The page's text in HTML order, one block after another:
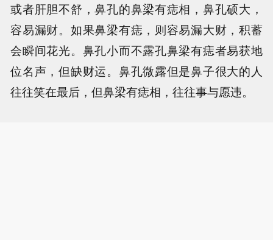
或者肝胆不舒，鼻孔的鼻梁有痣相，鼻孔硕大，
容易漏财。如果鼻梁有痣，则容易漏大财，积蓄
会瞬间花光。鼻孔小而不露孔鼻梁有痣者易获地
位名声，但缺财运。鼻孔微露但是鼻子很大的人
往往笑在最后，但鼻梁有痣相，往往事与愿违。